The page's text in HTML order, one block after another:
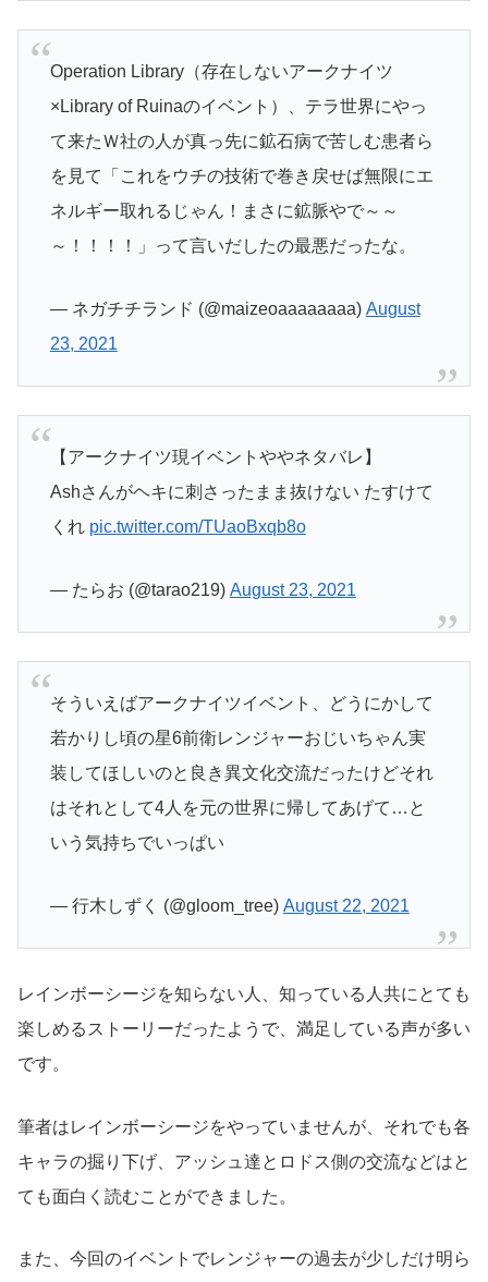
Operation Library（存在しないアークナイツ
×Library of Ruinaのイベント）、テラ世界にやっ
て来たＷ社の人が真っ先に鉱石病で苦しむ患者ら
を見て「これをウチの技術で巻き戻せば無限にエ
ネルギー取れるじゃん！まさに鉱脈やで～～
～！！！！」って言いだしたの最悪だったな。
— ネガチチランド (@maizeoaaaaaaaa) August
23, 2021
【アークナイツ現イベントややネタバレ】
Ashさんがヘキに刺さったまま抜けない たすけて
くれ pic.twitter.com/TUaoBxqb8o
— たらお (@tarao219) August 23, 2021
そういえばアークナイツイベント、どうにかして
若かりし頃の星6前衛レンジャーおじいちゃん実
装してほしいのと良き異文化交流だったけどそれ
はそれとして4人を元の世界に帰してあげて…と
いう気持ちでいっぱい
— 行木しずく (@gloom_tree) August 22, 2021
レインボーシージを知らない人、知っている人共にとても
楽しめるストーリーだったようで、満足している声が多い
です。
筆者はレインボーシージをやっていませんが、それでも各
キャラの掘り下げ、アッシュ達とロドス側の交流などはと
ても面白く読むことができました。
また、今回のイベントでレンジャーの過去が少しだけ明ら